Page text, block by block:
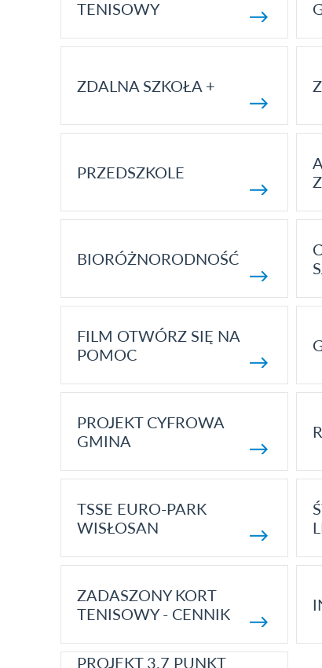
TENISOWY
ZDALNA SZKOŁA +
PRZEDSZKOLE
BIORÓŻNORODNOŚĆ
FILM OTWÓRZ SIĘ NA
POMOC
PROJEKT CYFROWA
GMINA
TSSE EURO-PARK
WISŁOSAN
ZADASZONY KORT
TENISOWY - CENNIK
PROJEKT 3.7 PUNKT